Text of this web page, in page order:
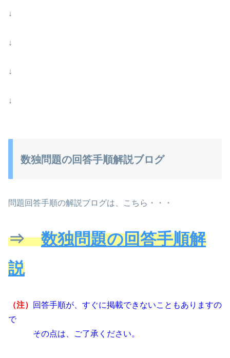
↓
↓
↓
↓
数独問題の回答手順解説ブログ
問題回答手順の解説ブログは、こちら・・・
⇒数独問題の回答手順解
説
（注）
回答手順が、すぐに掲載できないこともありますの
で
その点は、ご了承ください。